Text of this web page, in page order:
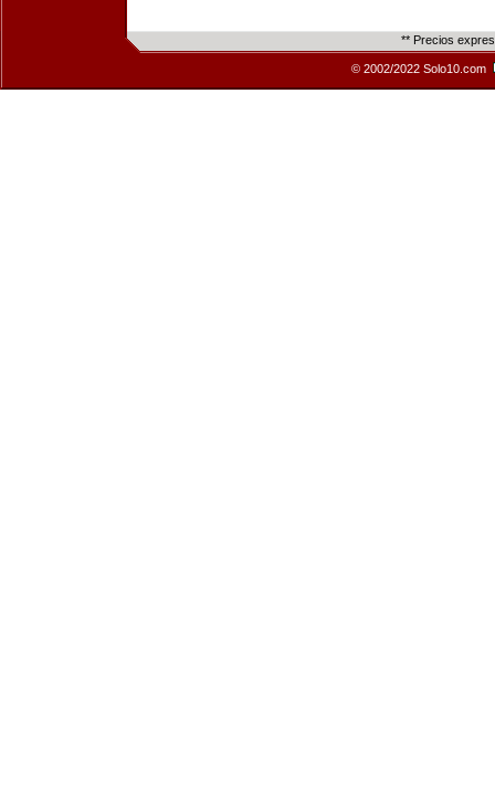
** Precios
© 2002/2022 Solo10.com